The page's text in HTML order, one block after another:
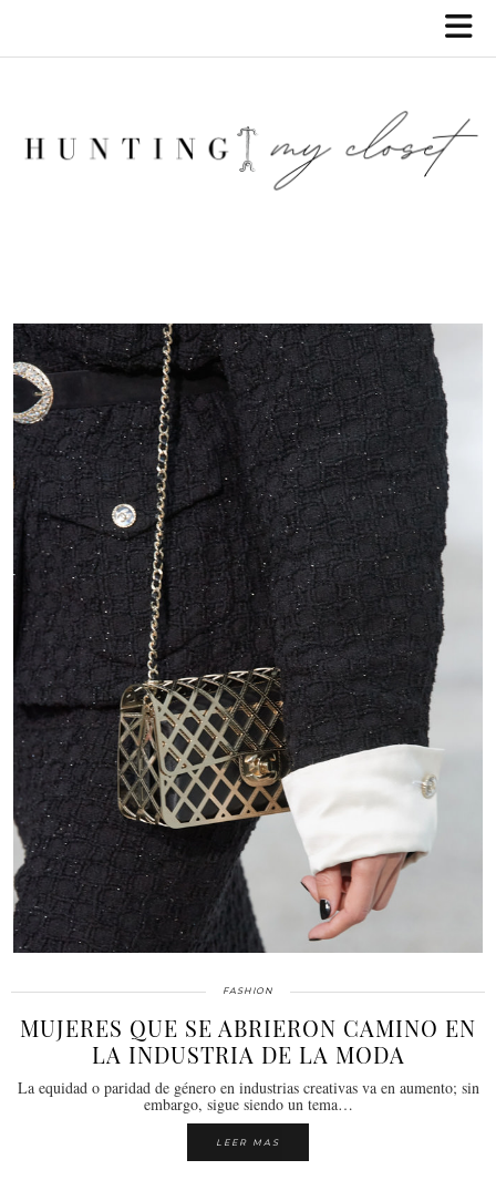
FASHION
MUJERES QUE SE ABRIERON CAMINO EN
LA INDUSTRIA DE LA MODA
La equidad o paridad de género en industrias creativas va en aumento; sin
embargo, sigue siendo un tema…
LEER MAS